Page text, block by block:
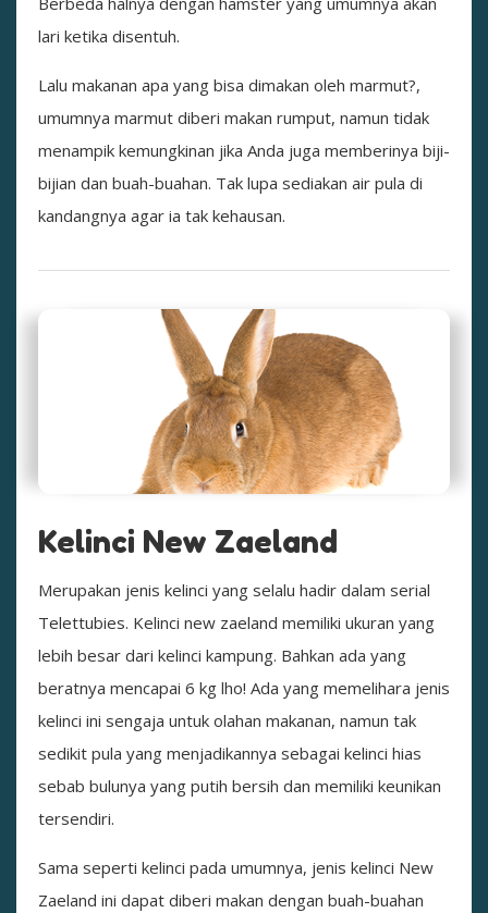
lari ketika disentuh.
Lalu makanan apa yang bisa dimakan oleh marmut?,
umumnya marmut diberi makan rumput, namun tidak
menampik kemungkinan jika Anda juga memberinya biji-
bijian dan buah-buahan. Tak lupa sediakan air pula di
kandangnya agar ia tak kehausan.
Kelinci New Zaeland
Merupakan jenis kelinci yang selalu hadir dalam serial
Telettubies. Kelinci new zaeland memiliki ukuran yang
lebih besar dari kelinci kampung. Bahkan ada yang
beratnya mencapai 6 kg lho! Ada yang memelihara jenis
kelinci ini sengaja untuk olahan makanan, namun tak
sedikit pula yang menjadikannya sebagai kelinci hias
sebab bulunya yang putih bersih dan memiliki keunikan
tersendiri.
Sama seperti kelinci pada umumnya, jenis kelinci New
Zaeland ini dapat diberi makan dengan buah-buahan